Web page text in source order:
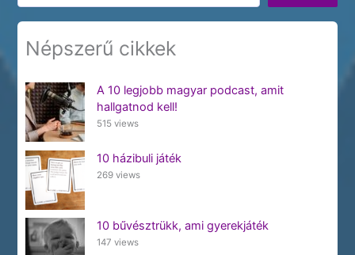
Népszerű cikkek
A 10 legjobb magyar podcast, amit
hallgatnod kell!
515 views
10 házibuli játék
269 views
10 bűvésztrükk, ami gyerekjáték
147 views